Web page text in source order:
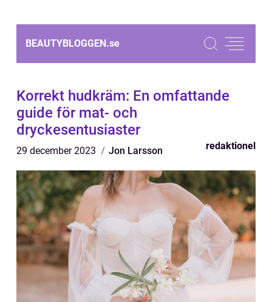
BEAUTYBLOGGEN.se
Korrekt hudkräm: En omfattande
guide för mat- och
dryckesentusiaster
29 december 2023 Jon Larsson redaktionel